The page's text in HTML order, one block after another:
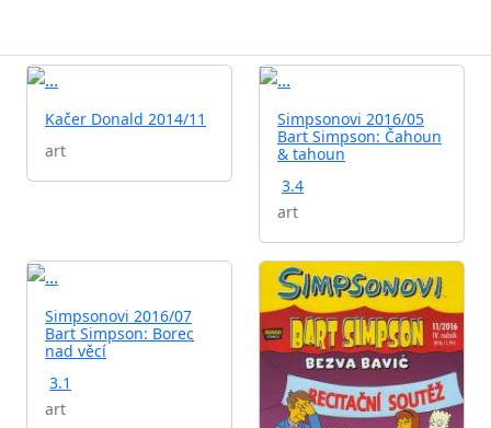
Kačer Donald 2014/11
art
Simpsonovi 2016/05
Bart Simpson: Čahoun
& tahoun
3.4
art
Simpsonovi 2016/07
Bart Simpson: Borec
nad věcí
3.1
art